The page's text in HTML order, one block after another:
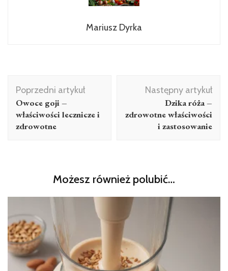
Mariusz Dyrka
Nawigacja
wpisu
Poprzedni artykuł
Owoce goji –
właściwości lecznicze i
zdrowotne
Następny artykuł
Dzika róża –
zdrowotne właściwości
i zastosowanie
Możesz również polubić…